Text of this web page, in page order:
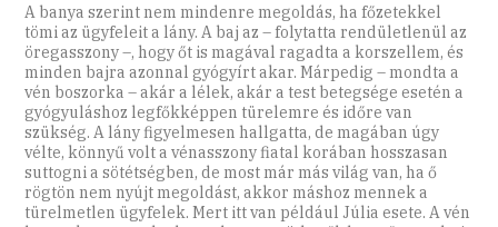
A banya szerint nem mindenre megoldás, ha főzetekkel
tömi az ügyfeleit a lány. A baj az – folytatta rendületlenül az
öregasszony –, hogy őt is magával ragadta a korszellem, és
minden bajra azonnal gyógyírt akar. Márpedig – mondta a
vén boszorka – akár a lélek, akár a test betegsége esetén a
gyógyuláshoz legfőkképpen türelemre és időre van
szükség. A lány figyelmesen hallgatta, de magában úgy
vélte, könnyű volt a vénasszony fiatal korában hosszasan
suttogni a sötétségben, de most már más világ van, ha ő
rögtön nem nyújt megoldást, akkor máshoz mennek a
türelmetlen ügyfelek. Mert itt van például Júlia esete. A vén